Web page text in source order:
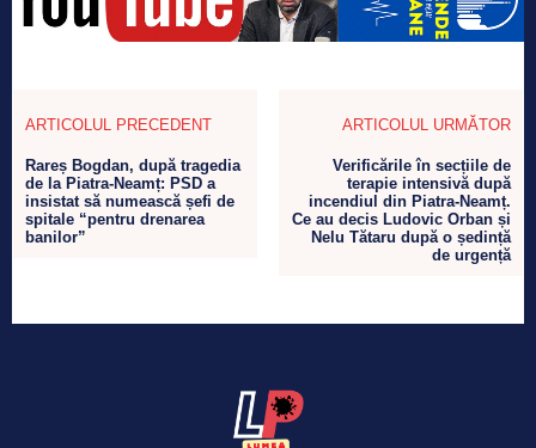
ARTICOLUL PRECEDENT
Rareș Bogdan, după tragedia
de la Piatra-Neamț: PSD a
insistat să numească șefi de
spitale “pentru drenarea
banilor”
ARTICOLUL URMĂTOR
Verificările în secțiile de
terapie intensivă după
incendiul din Piatra-Neamț.
Ce au decis Ludovic Orban și
Nelu Tătaru după o ședință
de urgență